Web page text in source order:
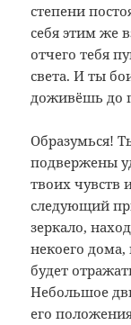
степени
себя этим же
отчего тебя
света. И ты
доживёшь до
Образумься!
подвержены
твоих чувств
следующий
зеркало,
некоего дома,
будет
Небольшое
его